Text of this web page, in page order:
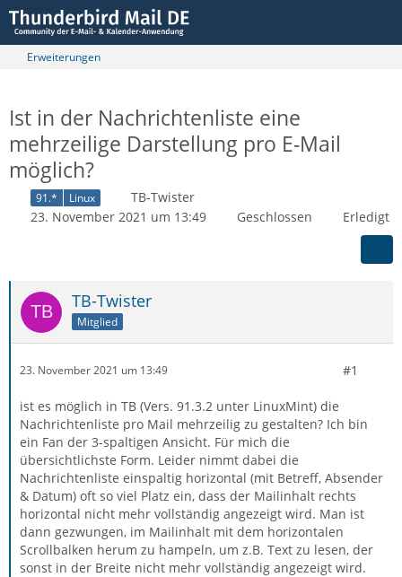
Erweiterungen
Ist in der Nachrichtenliste eine
mehrzeilige Darstellung pro E-Mail
möglich?
91.* Linux
TB-Twister
23. November 2021 um 13:49
Geschlossen Erledigt
TB-Twister
Mitglied
23. November 2021 um 13:49 #1
ist es möglich in TB (Vers. 91.3.2 unter LinuxMint) die
Nachrichtenliste pro Mail mehrzeilig zu gestalten? Ich bin
ein Fan der 3-spaltigen Ansicht. Für mich die
übersichtlichste Form. Leider nimmt dabei die
Nachrichtenliste einspaltig horizontal (mit Betreff, Absender
& Datum) oft so viel Platz ein, dass der Mailinhalt rechts
horizontal nicht mehr vollständig angezeigt wird. Man ist
dann gezwungen, im Mailinhalt mit dem horizontalen
Scrollbalken herum zu hampeln, um z.B. Text zu lesen, der
sonst in der Breite nicht mehr vollständig angezeigt wird.